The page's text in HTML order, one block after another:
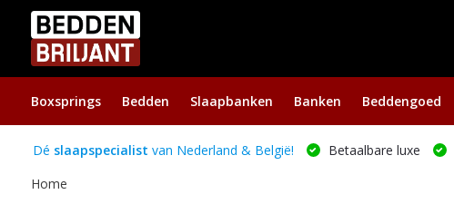
Boxsprings Bedden Slaapbanken Banken Beddengoed
Dé slaapspecialist van Nederland & België! Betaalbare luxe
Home